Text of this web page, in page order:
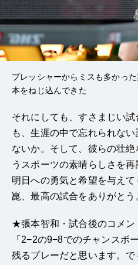
プレッシャーからミスも多かっ
本をねじ込んできた
それにしても、すさまじい
も、生涯の中で忘れられな
ないか。そして、彼らの壮
うスポーツの素晴らしさを再
明日への勇気と希望を与え
崑、最高の試合をありがとう
★張本智和・試合後のコメン
「2−2の9−8でのチャンスボ
残るプレーだと思います。